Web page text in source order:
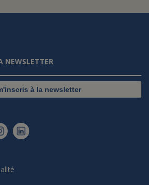
NEWSLETTER
à la newsletter